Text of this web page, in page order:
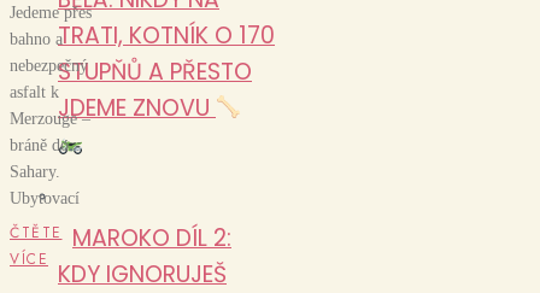
TRATI, KOTNÍK O 170
STUPŇŮ A PŘESTO
JDEME ZNOVU
MAROKO DÍL 2:
KDY IGNORUJEŠ
Jedeme přes
bahno a
nebezpečný
asfalt k
Merzouge –
bráně do
Sahary.
Ubytovací
ČTĚTE
VÍCE